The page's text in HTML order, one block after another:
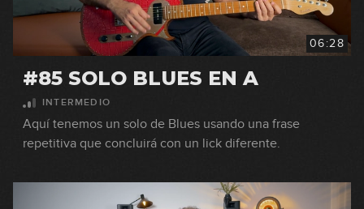
06:28
#85 SOLO BLUES EN A
INTERMEDIO
Aquí tenemos un solo de Blues usando una frase
repetitiva que concluirá con un lick diferente.